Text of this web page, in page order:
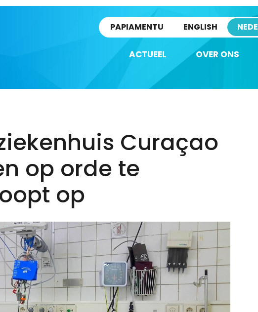
PAPIAMENTU ENGLISH
ACTUEEL OVER ONS
Curaçao
op orde te
op